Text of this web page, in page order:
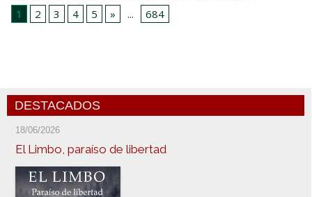
1
2 3 4 5 » ... 684
DESTACADOS
18/06/2026
El Limbo, paraíso de libertad